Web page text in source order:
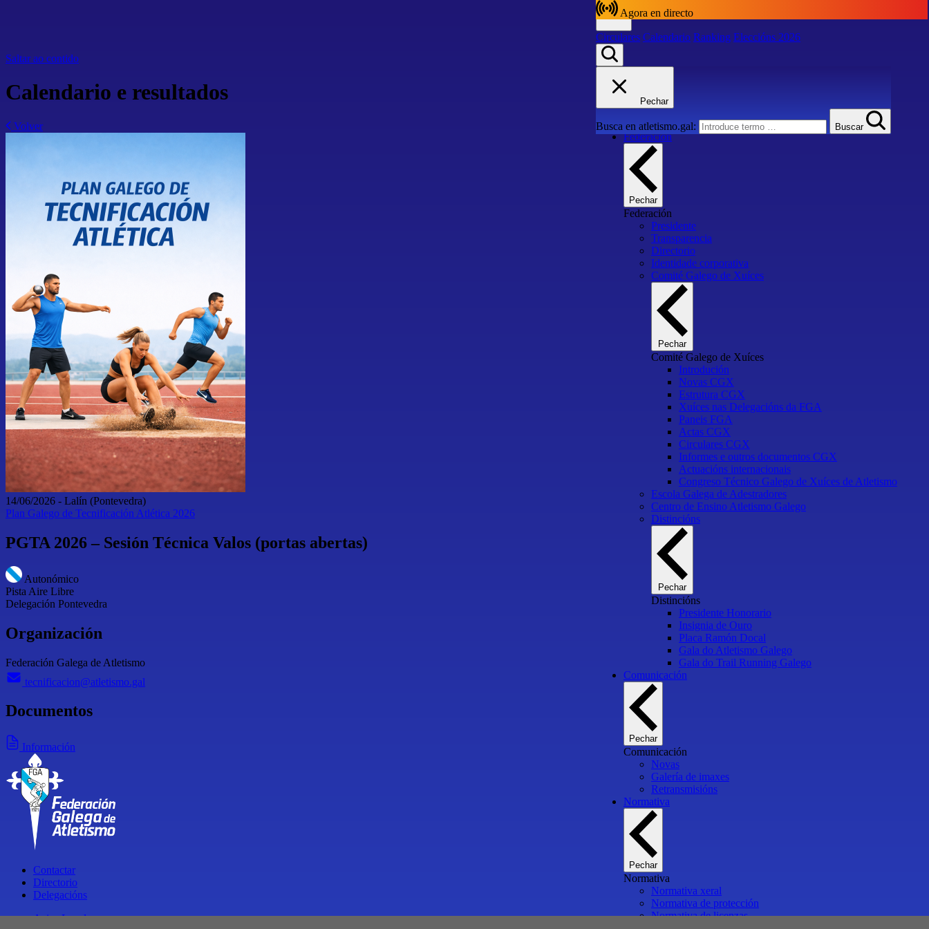
Saltar ao contido
Circulares Calendario Ranking Eleccións 2026
Pechar
Busca en atletismo.gal: Buscar
Calendario
Inicio
Federación
Pechar
Federación
Presidente
Transparencia
Directorio
Identidade corporativa
Comité Galego de Xuíces
Pechar
Comité Galego de Xuíces
Introdución
Novas CGX
Estrutura CGX
Xuíces nas Delegacións da FGA
Paneis FGA
Actas CGX
Circulares CGX
Informes e outros documentos CGX
Actuacións internacionais
Congreso Técnico Galego de Xuíces de Atletismo
Escola Galega de Adestradores
Centro de Ensino Atletismo Galego
Distincións
Pechar
Distincións
Presidente Honorario
Insignia de Ouro
Placa Ramón Docal
Gala do Atletismo Galego
Gala do Trail Running Galego
Comunicación
Pechar
Comunicación
Novas
Galería de imaxes
Retransmisións
Normativa
Pechar
Normativa
Normativa xeral
Normativa de protección
Normativa de licenzas
Agora en directo
Calendario e resultados
Volver
14/06/2026 - Lalín (Pontevedra)
Plan Galego de Tecnificación Atlética 2026
PGTA 2026 – Sesión Técnica Valos (portas abertas)
Autonómico
Pista Aire Libre
Delegación Pontevedra
Organización
Federación Galega de Atletismo
tecnificacion@atletismo.gal
Documentos
Información
Contactar
Directorio
Delegacións
Aviso Legal